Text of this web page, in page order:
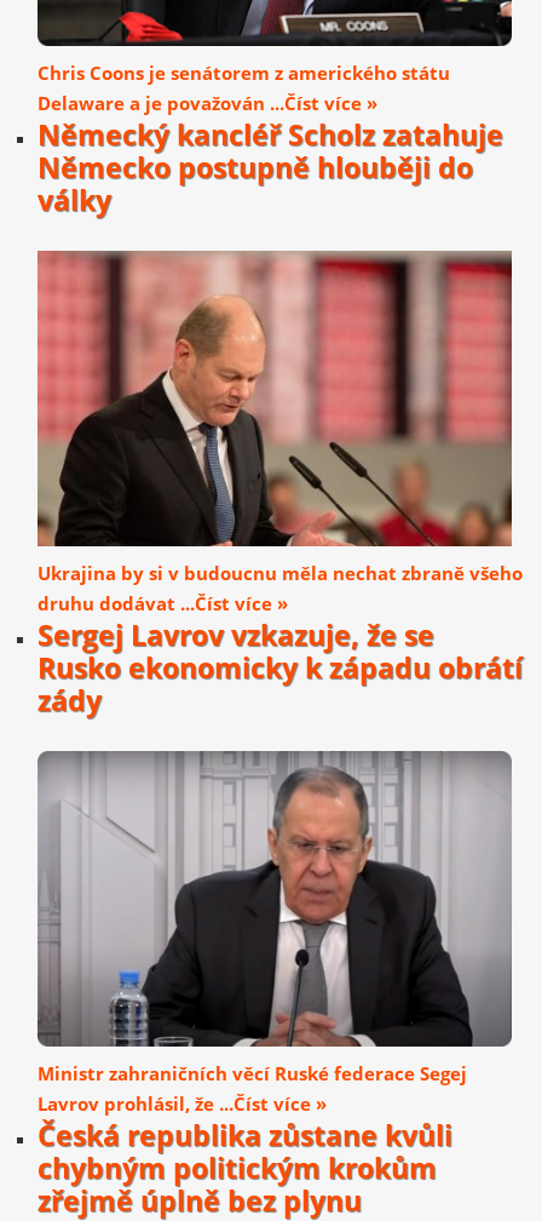
Chris Coons je senátorem z amerického státu
Delaware a je považován ...Číst více »
Německý kancléř Scholz zatahuje
Německo postupně hlouběji do
války
Ukrajina by si v budoucnu měla nechat zbraně všeho
druhu dodávat ...Číst více »
Sergej Lavrov vzkazuje, že se
Rusko ekonomicky k západu obrátí
zády
Ministr zahraničních věcí Ruské federace Segej
Lavrov prohlásil, že ...Číst více »
Česká republika zůstane kvůli
chybným politickým krokům
zřejmě úplně bez plynu